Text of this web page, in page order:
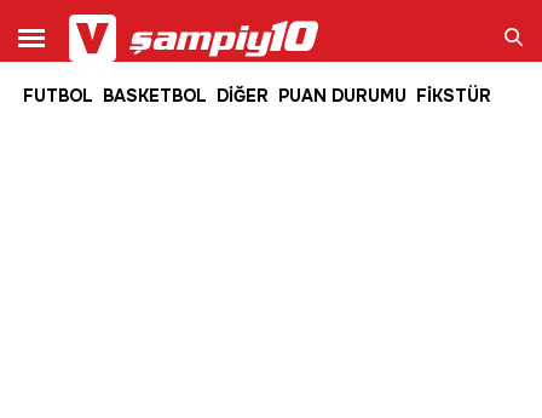
FUTBOL BASKETBOL DİĞER PUAN DURUMU FİKSTÜRAra